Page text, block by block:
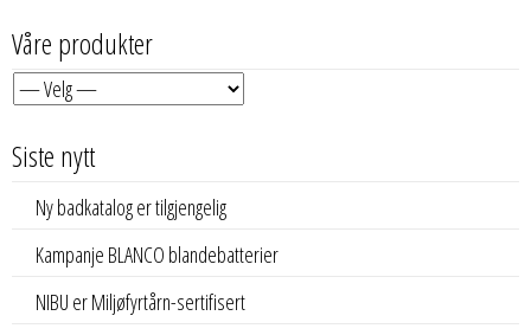
Våre produkter
Siste nytt
Ny badkatalog er tilgjengelig
Kampanje BLANCO blandebatterier
NIBU er Miljøfyrtårn-sertifisert